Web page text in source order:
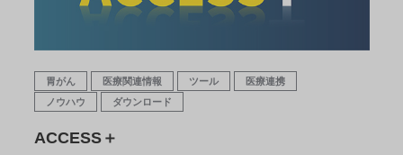
胃がん 医療関連情報 ツール
医療連携
ノウハウ
ダウンロード
ACCESS＋